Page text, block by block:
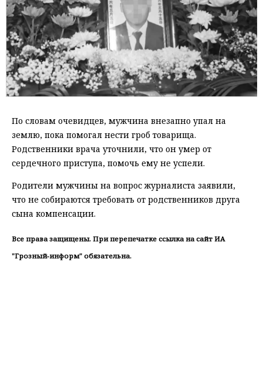
По словам очевидцев, мужчина внезапно упал на
землю, пока помогал нести гроб товарища.
Родственники врача уточнили, что он умер от
сердечного приступа, помочь ему не успели.
Родители мужчины на вопрос журналиста заявили,
что не собираются требовать от родственников друга
сына компенсации.
Все права защищены. При перепечатке ссылка на сайт ИА
"Грозный-информ" обязательна.